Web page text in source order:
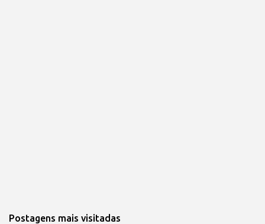
Postagens mais visitadas